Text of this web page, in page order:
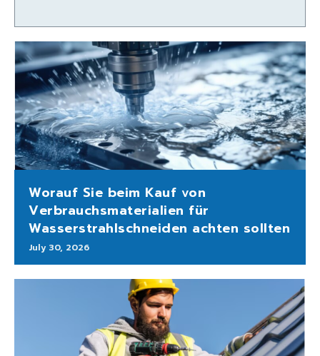
Worauf Sie beim Kauf von
Verbrauchsmaterialien für
Wasserstrahlschneiden achten sollten
July 30, 2026